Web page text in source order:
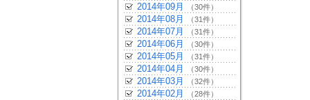
2014年09月 （30件）
2014年08月 （31件）
2014年07月 （31件）
2014年06月 （30件）
2014年05月 （31件）
2014年04月 （30件）
2014年03月 （32件）
2014年02月 （28件）